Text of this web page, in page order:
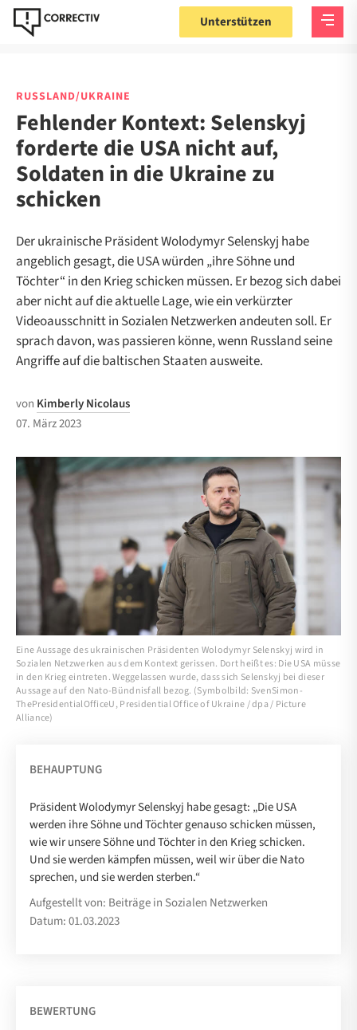
Unterstützen
RUSSLAND/UKRAINE
Fehlender Kontext: Selenskyj
forderte die USA nicht auf,
Soldaten in die Ukraine zu
schicken
Der ukrainische Präsident Wolodymyr Selenskyj habe
angeblich gesagt, die USA würden „ihre Söhne und
Töchter“ in den Krieg schicken müssen. Er bezog sich dabei
aber nicht auf die aktuelle Lage, wie ein verkürzter
Videoausschnitt in Sozialen Netzwerken andeuten soll. Er
sprach davon, was passieren könne, wenn Russland seine
Angriffe auf die baltischen Staaten ausweite.
von Kimberly Nicolaus
07. März 2023
Eine Aussage des ukrainischen Präsidenten Wolodymyr Selenskyj wird in
Sozialen Netzwerken aus dem Kontext gerissen. Dort heißt es: Die USA müsse
in den Krieg eintreten. Weggelassen wurde, dass sich Selenskyj bei dieser
Aussage auf den Nato-Bündnisfall bezog. (Symbolbild: SvenSimon-
ThePresidentialOfficeU, Presidential Office of Ukraine / dpa / Picture
Alliance)
BEHAUPTUNG
Präsident Wolodymyr Selenskyj habe gesagt: „Die USA
werden ihre Söhne und Töchter genauso schicken müssen,
wie wir unsere Söhne und Töchter in den Krieg schicken.
Und sie werden kämpfen müssen, weil wir über die Nato
sprechen, und sie werden sterben.“
Aufgestellt von: Beiträge in Sozialen Netzwerken
Datum: 01.03.2023
BEWERTUNG